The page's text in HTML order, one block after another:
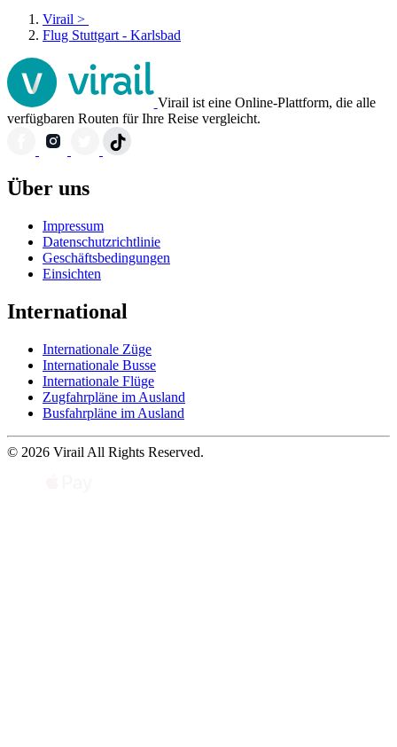
Virail >
Flug Stuttgart - Karlsbad
Virail ist eine Online-Plattform, die alle
verfügbaren Routen für Ihre Reise vergleicht.
Über uns
Impressum
Datenschutzrichtlinie
Geschäftsbedingungen
Einsichten
International
Internationale Züge
Internationale Busse
Internationale Flüge
Zugfahrpläne im Ausland
Busfahrpläne im Ausland
© 2026 Virail All Rights Reserved.